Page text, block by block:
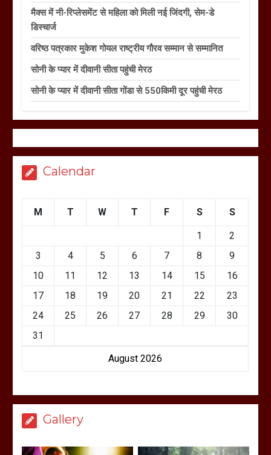
मैक्स में नी-रिप्लेसमेंट से महिला को मिली नई जिंदगी, सेम-डे
डिस्चार्ज
वरिष्ठ पत्रकार मुकेश गोयल राष्ट्रीय गौरव सम्मान से सम्मानित
सोनी के प्यार में दीवानी सीता पहुंची मेरठ
सोनी के प्यार में दीवानी सीता गोंडा से 550किमी दूर पहुंची मेरठ
Calendar
August 2026
M T W T F S S
1
2
3
4 5 6 7 8
9
10
11 12 13 14 15
16
17
18 19 20 21 22
23
24
25 26 27 28 29
30
31
Gallery